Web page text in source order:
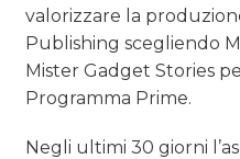
valorizzare la
Publishing scegliendo
Mister Gadget Stories
Programma Prime.
Negli ultimi 30 giorni